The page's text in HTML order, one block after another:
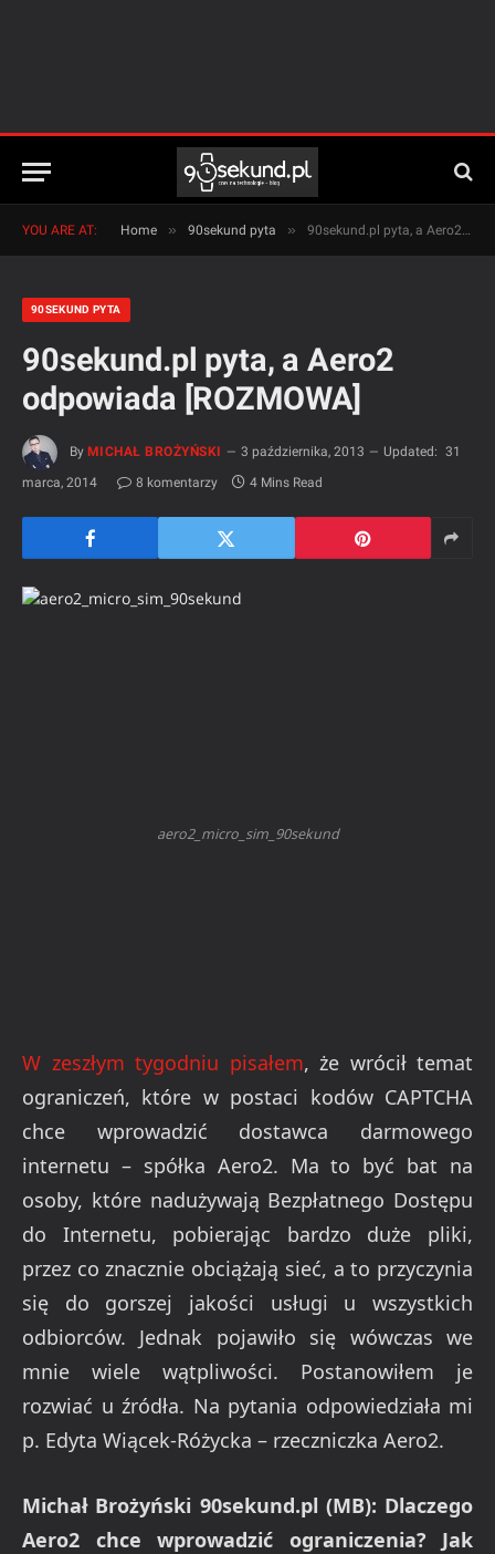
YOU ARE AT: Home » 90sekund pyta » 90sekund.pl pyta, a Aero2 odpowiada [ROZMOWA]
90SEKUND PYTA
90sekund.pl pyta, a Aero2
odpowiada [ROZMOWA]
By MICHAŁ BROŻYŃSKI 3 października, 2013 Updated: 31
marca, 2014
8 komentarzy 4 Mins Read
aero2_micro_sim_90sekund
W zeszłym tygodniu pisałem, że wrócił temat
ograniczeń, które w postaci kodów CAPTCHA
chce wprowadzić dostawca darmowego
internetu – spółka Aero2. Ma to być bat na
osoby, które nadużywają Bezpłatnego Dostępu
do Internetu, pobierając bardzo duże pliki,
przez co znacznie obciążają sieć, a to przyczynia
się do gorszej jakości usługi u wszystkich
odbiorców. Jednak pojawiło się wówczas we
mnie wiele wątpliwości. Postanowiłem je
rozwiać u źródła. Na pytania odpowiedziała mi
p. Edyta Wiącek-Różycka – rzeczniczka Aero2.
Michał Brożyński 90sekund.pl (MB): Dlaczego
Aero2 chce wprowadzić ograniczenia? Jak